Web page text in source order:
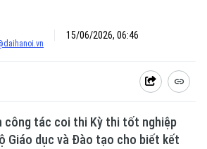
15/06/2026, 06:46
công tác coi thi Kỳ thi tốt nghiệp
Giáo dục và Đào tạo cho biết kết